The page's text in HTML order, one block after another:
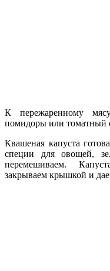
К пережаренному
помидоры или томатный
Квашеная капуста
специи для овощей,
перемешиваем.
закрываем крышкой и